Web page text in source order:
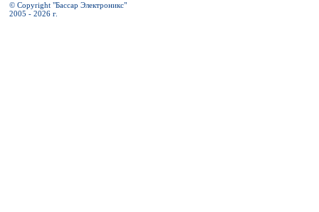
© Copyright "Бассар Электроникс"
2005 - 2026 г.